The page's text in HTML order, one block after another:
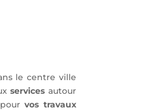
le centre ville
services autour
pourvos travaux